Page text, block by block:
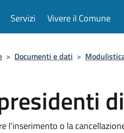
Servizi Vivere il Comune
> Documenti e dati >
l'inserimento o la